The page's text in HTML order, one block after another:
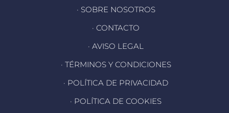
· SOBRE NOSOTROS
· CONTACTO
· AVISO LEGAL
· TÉRMINOS Y CONDICIONES
· POLÍTICA DE PRIVACIDAD
· POLÍTICA DE COOKIES